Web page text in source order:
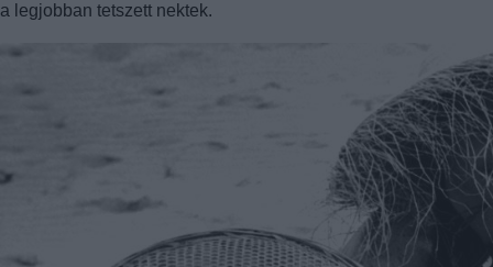
a legjobban tetszett nektek.